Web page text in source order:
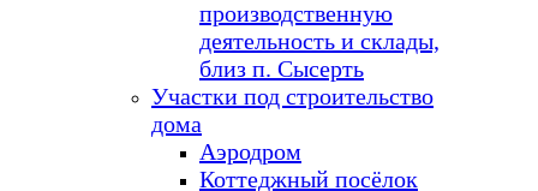
производственную
деятельность и склады,
близ п. Сысерть
Участки под строительство
дома
Аэродром
Коттеджный посёлок